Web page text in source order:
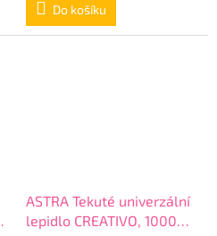
Do košíku
ASTRA Tekuté univerzální
lepidlo CREATIVO, 1000ml,